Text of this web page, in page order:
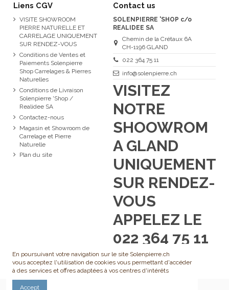
Liens CGV
VISITE SHOWROOM
PIERRE NATURELLE ET
CARRELAGE UNIQUEMENT
SUR RENDEZ-VOUS
Conditions de Ventes et
Paiements Solenpierre
Shop Carrelages & Pierres
Naturelles
Conditions de Livraison
Solenpierre 'Shop /
Realidee SA
Contactez-nous
Magasin et Showroom de
Carrelage et Pierre
Naturelle
Plan du site
Contact us
SOLENPIERRE 'SHOP c/o
REALIDEE SA
Chemin de la Crétaux 6A
CH-1196 GLAND
022 364 75 11
info@solenpierre.ch
VISITEZ
NOTRE
SHOOWROM
A GLAND
UNIQUEMENT
SUR RENDEZ-
VOUS
APPELEZ LE
022 364 75 11
En poursuivant votre navigation sur le site Solenpierre.ch
vous acceptez l'utilisation de cookies vous permettant d'accéder
à des services et offres adaptées à vos centres d'intérêts
Accept